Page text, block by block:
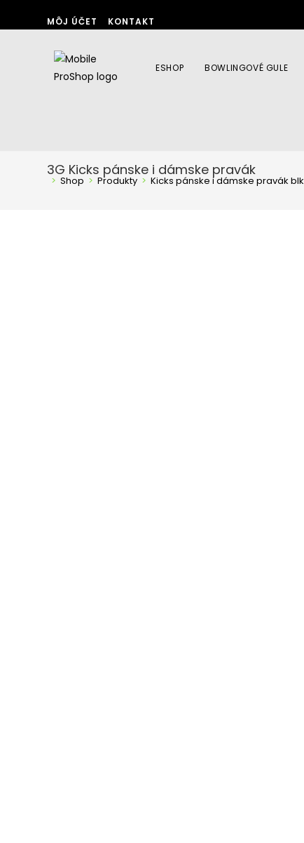
MÔJ ÚČET KONTAKT
ESHOP BOWLINGOVÉ GULE
3G Kicks pánske i dámske pravák
> Shop > Produkty > Kicks pánske i dámske pravák blk